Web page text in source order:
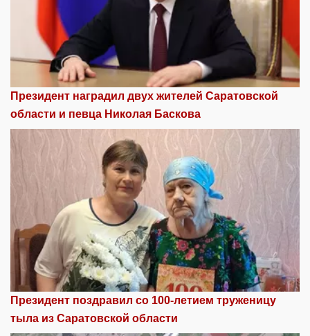
Президент наградил двух жителей Саратовской
области и певца Николая Баскова
Президент поздравил со 100-летием труженицу
тыла из Саратовской области